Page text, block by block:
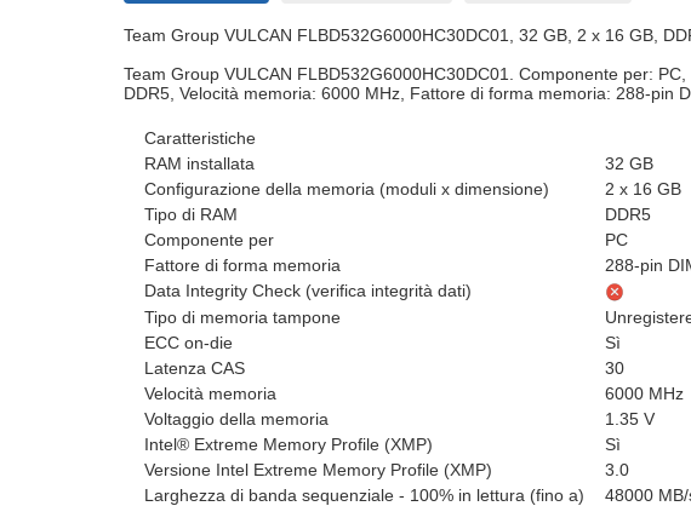
Team Group VULCAN FLBD532G6000HC30DC01, 32 GB, 2 x 16 GB,
Team Group VULCAN FLBD532G6000HC30DC01. Componente per:
DDR5, Velocità memoria: 6000 MHz, Fattore di forma memoria: 288-pin
Caratteristiche
RAM installata
32 GB
Configurazione della memoria (moduli x dimensione)
2 x 16 GB
Tipo di RAM
DDR5
Componente per
PC
Fattore di forma memoria
288-pin
Data Integrity Check (verifica integrità dati)
Tipo di memoria tampone
ECC on-die
Sì
Latenza CAS
30
Velocità memoria
6000 MHz
Voltaggio della memoria
1.35 V
Intel® Extreme Memory Profile (XMP)
Sì
Versione Intel Extreme Memory Profile (XMP)
3.0
Larghezza di banda sequenziale - 100% in lettura (fino a)
48000